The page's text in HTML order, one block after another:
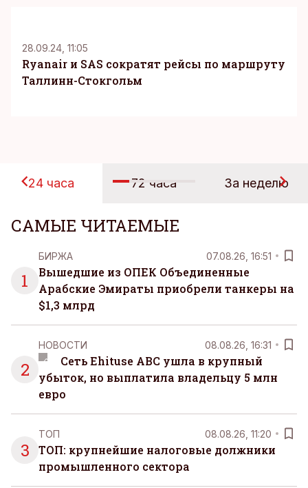
28.09.24, 11:05
Ryanair и SAS сократят рейсы по маршруту
Таллинн-Стокгольм
24 часа 72 часа За неделю
САМЫЕ ЧИТАЕМЫЕ
1
БИРЖА 07.08.26, 16:51
Вышедшие из ОПЕК Объединенные
Арабские Эмираты приобрели танкеры на
$1,3 млрд
2
НОВОСТИ 08.08.26, 16:31
Сеть Ehituse ABC ушла в крупный
убыток, но выплатила владельцу 5 млн
евро
3
ТОП 08.08.26, 11:20
ТОП: крупнейшие налоговые должники
промышленного сектора